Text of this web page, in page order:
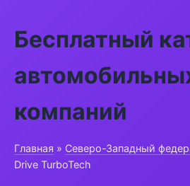
Бесплатный
компаний
Главная » Северо-Западный
Drive TurboTech